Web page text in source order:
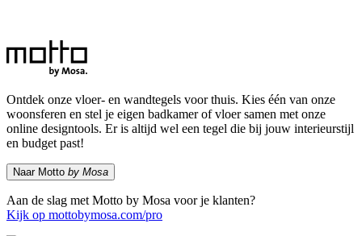
Ontdek onze vloer- en wandtegels voor thuis. Kies één van onze
woonsferen en stel je eigen badkamer of vloer samen met onze
online designtools. Er is altijd wel een tegel die bij jouw interieurstijl
en budget past!
Naar Motto by Mosa
Aan de slag met Motto by Mosa voor je klanten?
Kijk op mottobymosa.com/pro